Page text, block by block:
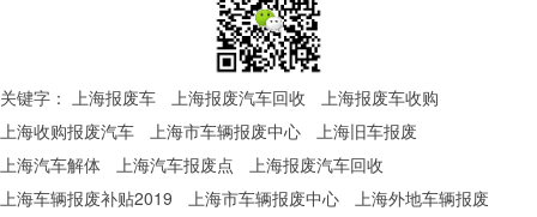
关键字： 上海报废车 上海报废汽车回收
上海报废车收购
上海收购报废汽车
上海市车辆报废中心
上海旧车报废
上海汽车解体
上海汽车报废点
上海报废汽车回收
上海车辆报废补贴2019
上海市车辆报废中心 上海外地车辆报废